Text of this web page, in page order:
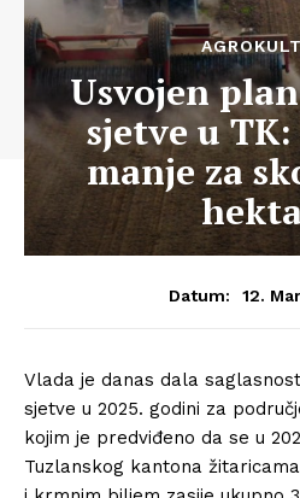
Usvojen
sjetve u
manje za
Datum: 12.
Vlada je danas dala
sjetve u 2025. godini za
kojim je predviđeno da se u
Tuzlanskog kantona